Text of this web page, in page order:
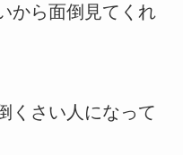
から面倒見てくれ
くさい人になって